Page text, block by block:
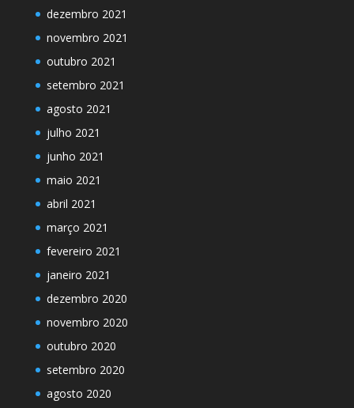
dezembro 2021
novembro 2021
outubro 2021
setembro 2021
agosto 2021
julho 2021
junho 2021
maio 2021
abril 2021
março 2021
fevereiro 2021
janeiro 2021
dezembro 2020
novembro 2020
outubro 2020
setembro 2020
agosto 2020